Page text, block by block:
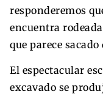
responderemos
encuentra
que parece
El espectacular
excavado se